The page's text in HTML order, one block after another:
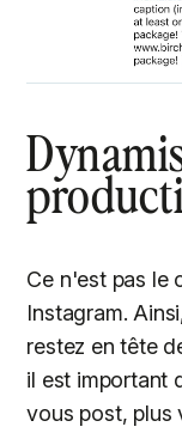
Ce n'est pas le
Instagram.
restez en tête
il est important
vous post, plus